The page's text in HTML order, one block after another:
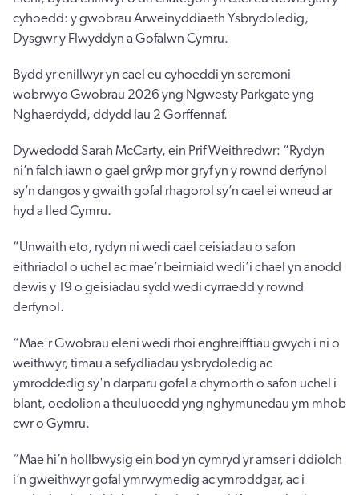
cyhoedd: y gwobrau Arweinyddiaeth Ysbrydoledig,
Dysgwr y Flwyddyn a Gofalwn Cymru.
Bydd yr enillwyr yn cael eu cyhoeddi yn seremoni
wobrwyo Gwobrau 2026 yng Ngwesty Parkgate yng
Nghaerdydd, ddydd Iau 2 Gorffennaf.
Dywedodd Sarah McCarty, ein Prif Weithredwr: “Rydyn
ni’n falch iawn o gael grŵp mor gryf yn y rownd derfynol
sy’n dangos y gwaith gofal rhagorol sy’n cael ei wneud ar
hyd a lled Cymru.
“Unwaith eto, rydyn ni wedi cael ceisiadau o safon
eithriadol o uchel ac mae’r beirniaid wedi’i chael yn anodd
dewis y 19 o geisiadau sydd wedi cyrraedd y rownd
derfynol.
“Mae'r Gwobrau eleni wedi rhoi enghreifftiau gwych i ni o
weithwyr, timau a sefydliadau ysbrydoledig ac
ymroddedig sy'n darparu gofal a chymorth o safon uchel i
blant, oedolion a theuluoedd yng nghymunedau ym mhob
cwr o Gymru.
“Mae hi’n hollbwysig ein bod yn cymryd yr amser i ddiolch
i’n gweithwyr gofal ymrwymedig ac ymroddgar, ac i